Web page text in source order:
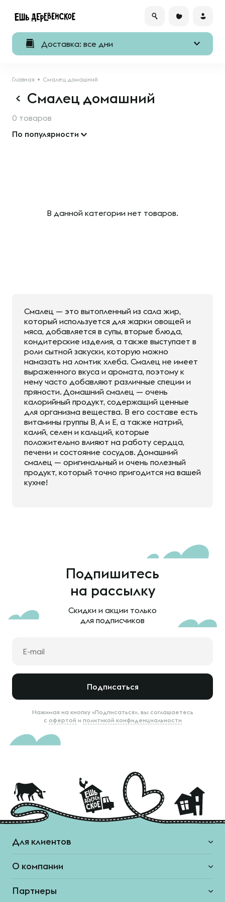
Доставка: все дни
Главная Смалец домашний
Смалец домашний
0 товаров
По популярности
В данной категории нет товаров.
Смалец — это вытопленный из сала жир,
который используется для жарки овощей и
мяса, добавляется в супы, вторые блюда,
кондитерские изделия, а также выступает в
роли сытной закуски, которую можно
намазать на ломтик хлеба. Смалец не имеет
выраженного вкуса и аромата, поэтому к
нему часто добавляют различные специи и
пряности. Домашний смалец — очень
калорийный продукт, содержащий ценные
для организма вещества. В его составе есть
витамины группы В, А и Е, а также натрий,
калий, селен и кальций, которые
положительно влияют на работу сердца,
печени и состояние сосудов. Домашний
смалец — оригинальный и очень полезный
продукт, который точно пригодится на вашей
кухне!
Подпишитесь
на рассылку
Скидки и акции только
для подписчиков
Подписаться
Нажимая на кнопку «Подписаться», вы соглашаетесь
с офертой и политикой конфиденциальности
Для клиентов
О компании
Партнеры